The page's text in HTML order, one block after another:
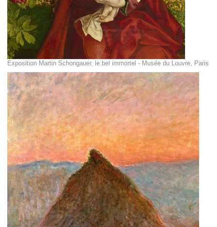
Exposition Martin Schongauer, le bel immortel - Musée du Louvre, Paris